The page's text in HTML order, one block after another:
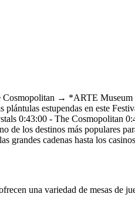
→ *ARTE
estupendas en este
0:43:00 - The Cosmopolitan
los destinos más populares
grandes cadenas hasta los
una variedad de mesas de